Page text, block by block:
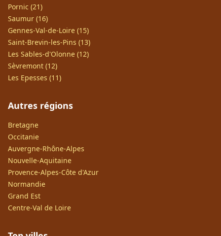
Pornic (21)
Saumur (16)
Gennes-Val-de-Loire (15)
Saint-Brevin-les-Pins (13)
Les Sables-d'Olonne (12)
Sèvremont (12)
Les Epesses (11)
Autres régions
Bretagne
Occitanie
Auvergne-Rhône-Alpes
Nouvelle-Aquitaine
Provence-Alpes-Côte d'Azur
Normandie
Grand Est
Centre-Val de Loire